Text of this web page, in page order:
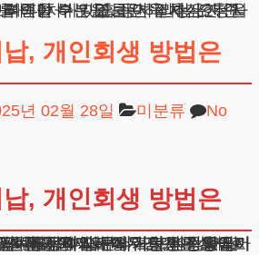
, 개인회생 방법은
년 02월 28일 미분류
No
, 개인회생 방법은
질 가능성은 없을까요? 특히 직장에서 급여통장이 압류되거나 신용등급이 더 하락할까봐 걱정됩니다.